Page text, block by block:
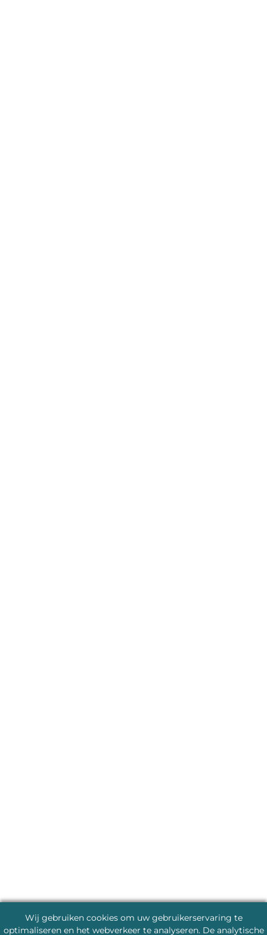
Wij gebruiken cookies om uw gebruikerservaring te
optimaliseren en het webverkeer te analyseren. De analytische